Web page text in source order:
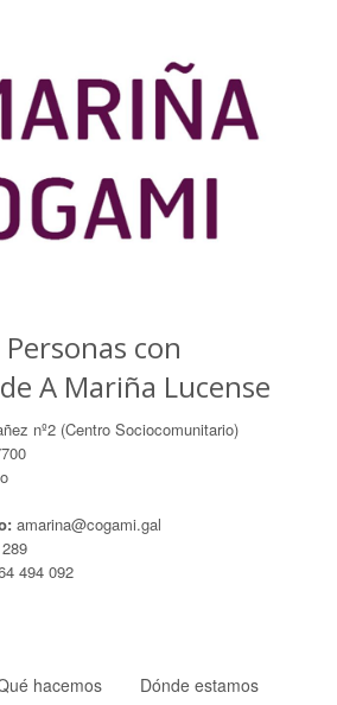
con
A Mariña Lucense
nº2 (Centro Sociocomunitario)
amarina@cogami.gal
494 092
hacemos
Dónde estamos